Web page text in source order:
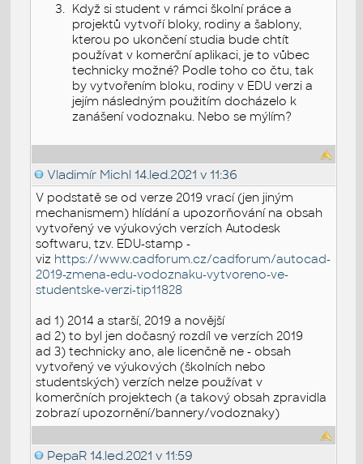
Když si student v rámci školní práce a
projektů vytvoří bloky, rodiny a šablony,
kterou po ukončení studia bude chtít
používat v komerční aplikaci, je to vůbec
technicky možné? Podle toho co čtu, tak
by vytvořením bloku, rodiny v EDU verzi a
jejím následným použitím docházelo k
zanášení vodoznaku. Nebo se mýlím?
Vladimír Michl 14.led.2021 v 11:36
V podstatě se od verze 2019 vrací (jen jiným
mechanismem) hlídání a upozorňování na obsah
vytvořený ve výukových verzích Autodesk
softwaru, tzv. EDU-stamp -
viz https://www.cadforum.cz/cadforum/autocad-
2019-zmena-edu-vodoznaku-vytvoreno-ve-
studentske-verzi-tip11828
ad 1) 2014 a starší, 2019 a novější
ad 2) to byl jen dočasný rozdíl ve verzích 2019
ad 3) technicky ano, ale licenčně ne - obsah
vytvořený ve výukových (školních nebo
studentských) verzích nelze používat v
komerčních projektech (a takový obsah zpravidla
zobrazí upozornění/bannery/vodoznaky)
PepaR 14.led.2021 v 11:59